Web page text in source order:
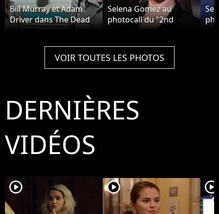
Bill Murray et Adam
Driver dans The Dead
Selena Gomez au
photocall du "2nd
Annual Academy
VOIR TOUTES LES PHOTOS
DERNIÈRES
VIDÉOS
player2 player2 player2